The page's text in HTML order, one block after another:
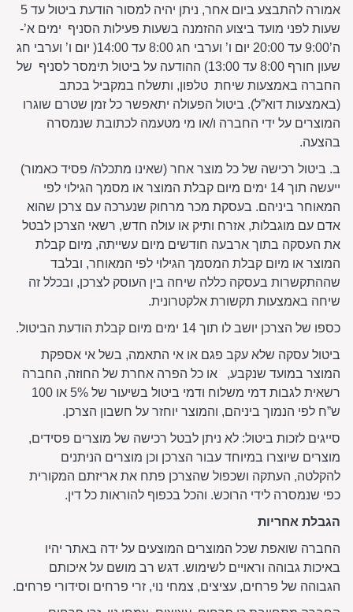
אמורה להתבצע ביום אחר, ניתן יהיה למסור הודעת ביטול עד 5
שעות לפני מועד ביצוע ההזמנה בשעות פעילות הסניף ימים א’-
ה’9:00 עד 20:00 יום ו’ וערבי חג 8:00 עד 14:00( יום ו’ וערבי חג
שעון חורף 8:00 עד 13:00) ההודעה על ביטול תימסר לסניף של
החברה באמצעות שיחת טלפון, ותשלח במקביל בכתב
(באמצעות דוא”ל). ביטול הפעולה יתאפשר כל זמן שטרם שוגרו
המוצרים על ידי החברה ו/או מי מטעמה לכתובת שנמסרה
בהצעה.
ב. ביטול רכישה של כל מוצר אחר (שאינו מתכלה/ פסיד כאמור)
ייעשה תוך 14 ימים מיום קבלת המוצר או מסמך הגילוי לפי
המאוחר ביניהם. בעסקת מכר מרחוק שנערכה עם צרכן שהוא
אדם עם מוגבלות, אזרח ותיק או עולה חדש, רשאי הצרכן לבטל
את העסקה בתוך ארבעה חודשים מיום עשייתה, מיום קבלת
המוצר או מיום קבלת המסמך הגילוי לפי המאוחר, ובלבד
שההתקשרות בעסקה כללה שיחה בין העוסק לצרכן, ובכלל זה
שיחה באמצעות תקשורת אלקטרונית.
כספו של הצרכן יושב לו תוך 14 ימים מיום קבלת הודעת הביטול.
ביטול עסקה שלא עקב פגם או אי התאמה, בשל אי אספקת
המוצר במועד שנקבע, או כל הפרה אחרת של החוזה, החברה
רשאית לגבות דמי משלוח ודמי ביטול בשיעור של 5% או 100
ש”ח לפי הנמוך ביניהם, והמוצר יוחזר על חשבון הצרכן.
סייגים לזכות ביטול: לא ניתן לבטל רכישה של מוצרים פסידים,
מוצרים שיוצרו במיוחד עבור הצרכן וכן מוצרים הניתנים
להקלטה, העתקה ושכפול שהצרכן פתח את אריזתם המקורית
כפי שנמסרה לידי הרוכש. והכל בכפוף להוראות כל דין.
הגבלת אחריות
החברה שואפת שכל המוצרים המוצעים על ידה באתר יהיו
באיכות גבוהה וראויים לשימוש. דגש רב מושם על איכותם
הגבוהה של פרחים, עציצים, צמחי נוי, זרי פרחים וסידורי פרחים.